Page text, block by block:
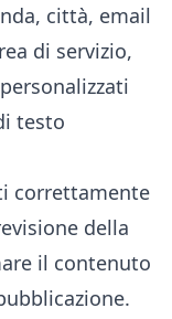
città, email
di servizio,
testo
correttamente
della
il contenuto